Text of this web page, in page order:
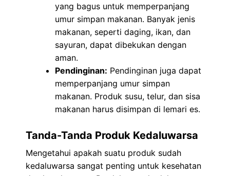
yang bagus untuk memperpanjang
umur simpan makanan. Banyak jenis
makanan, seperti daging, ikan, dan
sayuran, dapat dibekukan dengan
aman.
Pendinginan: Pendinginan juga dapat
memperpanjang umur simpan
makanan. Produk susu, telur, dan sisa
makanan harus disimpan di lemari es.
Tanda-Tanda Produk Kedaluwarsa
Mengetahui apakah suatu produk sudah
kedaluwarsa sangat penting untuk kesehatan